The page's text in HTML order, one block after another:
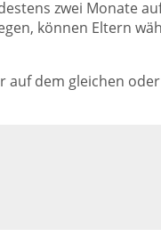
zwei Monate
können Eltern
auf dem gleichen